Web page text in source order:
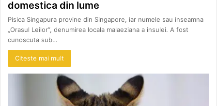
domestica din lume
Pisica Singapura provine din Singapore, iar numele sau inseamna
„Orasul Leilor”, denumirea locala malaeziana a insulei. A fost
cunoscuta sub…
Citeste mai mult